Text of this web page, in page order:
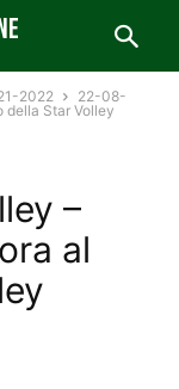
2022
22-08-
della Star Volley
–
al